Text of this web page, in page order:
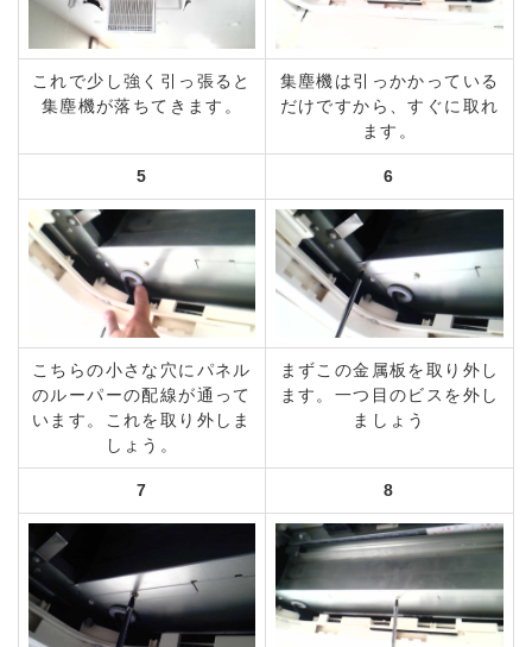
これで少し強く引っ張ると
集塵機が落ちてきます。
集塵機は引っかかっている
だけですから、すぐに取れ
ます。
5 6
こちらの小さな穴にパネル
のルーパーの配線が通って
います。これを取り外しま
しょう。
まずこの金属板を取り外し
ます。一つ目のビスを外し
ましょう
7 8